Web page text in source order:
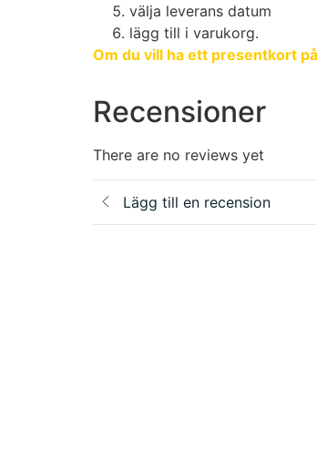
välja leverans datum
lägg till i varukorg.
Om du vill ha ett presentkort
Recensioner
There are no reviews yet
Lägg till en recension